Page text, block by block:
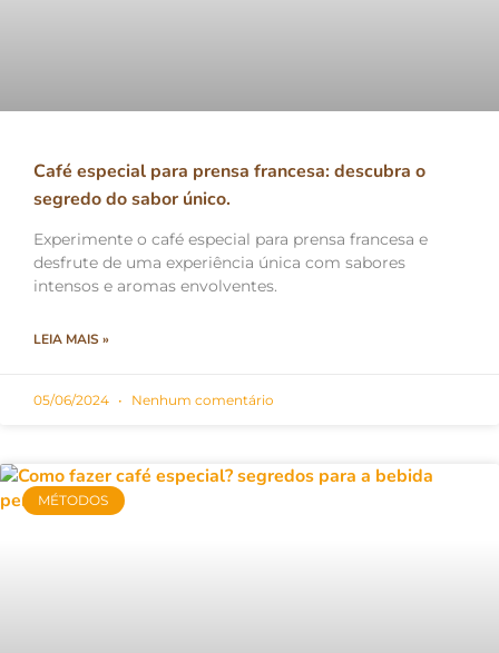
Café especial para prensa francesa: descubra o
segredo do sabor único.
Experimente o café especial para prensa francesa e
desfrute de uma experiência única com sabores
intensos e aromas envolventes.
LEIA MAIS »
05/06/2024 Nenhum comentário
MÉTODOS